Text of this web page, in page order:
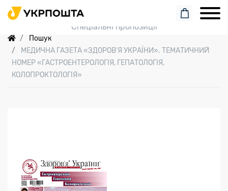
Пошук замовлення
Спеціальні пропозиції
Пошук
МЕДИЧНА ГАЗЕТА «ЗДОРОВ’Я УКРАЇНИ». ТЕМАТИЧНИЙ
НОМЕР «ГАСТРОЕНТЕРОЛОГІЯ, ГЕПАТОЛОГІЯ,
КОЛОПРОКТОЛОГІЯ»